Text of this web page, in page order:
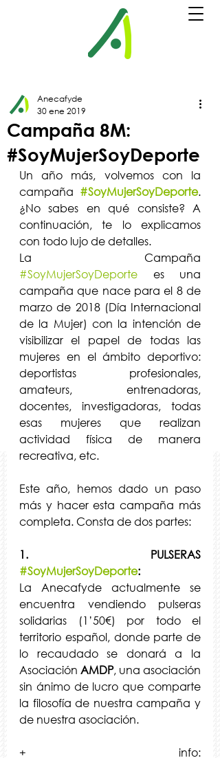
Campaña 8M:
#SoyMujerSoyDeporte
Anecafyde
30 ene 2019
Un año más, volvemos con la
campaña #SoyMujerSoyDeporte.
¿No sabes en qué consiste? A
continuación, te lo explicamos
con todo lujo de detalles.
#SoyMujerSoyDeporte es una
campaña que nace para el 8 de
marzo de 2018 (Día Internacional
de la Mujer) con la intención de
visibilizar el papel de todas las
mujeres en el ámbito deportivo:
deportistas profesionales,
amateurs, entrenadoras,
docentes, investigadoras, todas
esas mujeres que realizan
actividad física de manera
recreativa, etc.
Este año, hemos dado un paso
más y hacer esta campaña más
completa. Consta de dos partes:
#SoyMujerSoyDeporte:
La Anecafyde actualmente se
encuentra vendiendo pulseras
solidarias (1’50€) por todo el
territorio español, donde parte de
lo recaudado se donará a la
Asociación AMDP, una asociación
sin ánimo de lucro que comparte
la filosofía de nuestra campaña y
de nuestra asociación.